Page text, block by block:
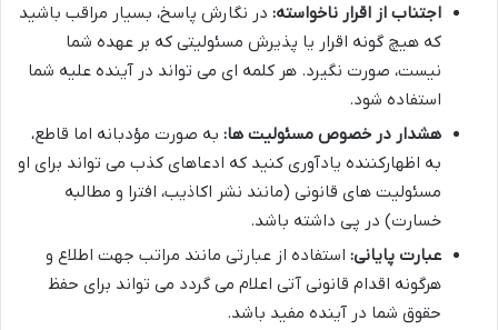
اجتناب از اقرار ناخواسته: در نگارش پاسخ، بسیار مراقب باشید
که هیچ گونه اقرار یا پذیرش مسئولیتی که بر عهده شما
نیست، صورت نگیرد. هر کلمه ای می تواند در آینده علیه شما
استفاده شود.
هشدار در خصوص مسئولیت ها: به صورت مؤدبانه اما قاطع،
به اظهارکننده یادآوری کنید که ادعاهای کذب می تواند برای او
مسئولیت های قانونی (مانند نشر اکاذیب، افترا و مطالبه
خسارت) در پی داشته باشد.
عبارت پایانی: استفاده از عبارتی مانند مراتب جهت اطلاع و
هرگونه اقدام قانونی آتی اعلام می گردد می تواند برای حفظ
حقوق شما در آینده مفید باشد.